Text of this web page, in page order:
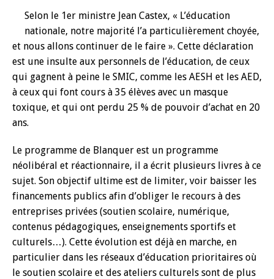
Selon le 1er ministre Jean Castex, « L’éducation
nationale, notre majorité l’a particulièrement choyée,
et nous allons continuer de le faire ». Cette déclaration
est une insulte aux personnels de l’éducation, de ceux
qui gagnent à peine le SMIC, comme les AESH et les AED,
à ceux qui font cours à 35 élèves avec un masque
toxique, et qui ont perdu 25 % de pouvoir d’achat en 20
ans.
Le programme de Blanquer est un programme
néolibéral et réactionnaire, il a écrit plusieurs livres à ce
sujet. Son objectif ultime est de limiter, voir baisser les
financements publics afin d’obliger le recours à des
entreprises privées (soutien scolaire, numérique,
contenus pédagogiques, enseignements sportifs et
culturels…). Cette évolution est déjà en marche, en
particulier dans les réseaux d’éducation prioritaires où
le soutien scolaire et des ateliers culturels sont de plus